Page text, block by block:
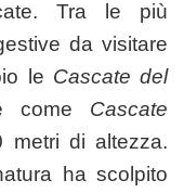
Tra le più
da visitare
le Cascate del
come Cascate
metri di altezza.
ha scolpito